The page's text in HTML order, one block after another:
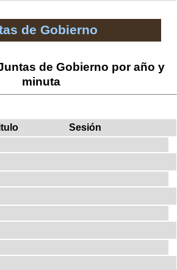
de Gobierno
de Gobierno por año y
minuta
Sesión